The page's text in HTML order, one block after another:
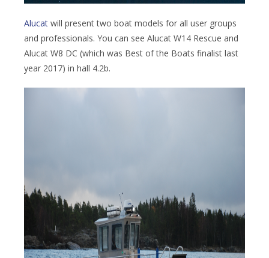
Alucat will present two boat models for all user groups
and professionals. You can see Alucat W14 Rescue and
Alucat W8 DC (which was Best of the Boats finalist last
year 2017) in hall 4.2b.